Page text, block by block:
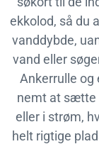
ekkolod, så du
vanddybde,
vand eller
Ankerrulle og
nemt at sætte
eller i strøm,
helt rigtige